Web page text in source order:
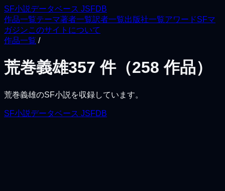
SF小説データベース JSFDB
作品一覧テーマ著者一覧訳者一覧出版社一覧アワードSFマ
ガジンこのサイトについて
作品一覧 /
荒巻義雄357 件（258 作品）
荒巻義雄のSF小説を収録しています。
SF小説データベース JSFDB